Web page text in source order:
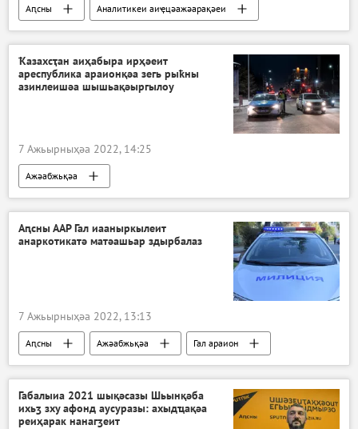
Аԥсны Аналитикеи аиҿцәажәарақәеи
Ҟазахсҭан аиҳабыра ирҳәеит
ареспублика араионқәа зегь рыҟны
азинлеишәа шышьақәыргылоу
7 Ажьырныҳәа 2022, 14:25
Ажәабжьқәа
Аԥсны ААР Гал иааныркылеит
анаркотикатә матәашьар здырбалаз
7 Ажьырныҳәа 2022, 13:13
Аԥсны Ажәабжьқәа Гал араион
Габалыиа 2021 шықәсазы Шьынқәба
ихьӡ зху афонд аусуразы: ахыдҵақәа
реиҳарак нанагӡеит